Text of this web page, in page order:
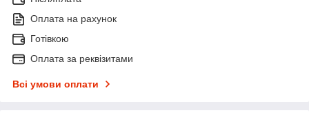
Оплата на рахунок
Готівкою
Оплата за реквізитами
Всі умови оплати